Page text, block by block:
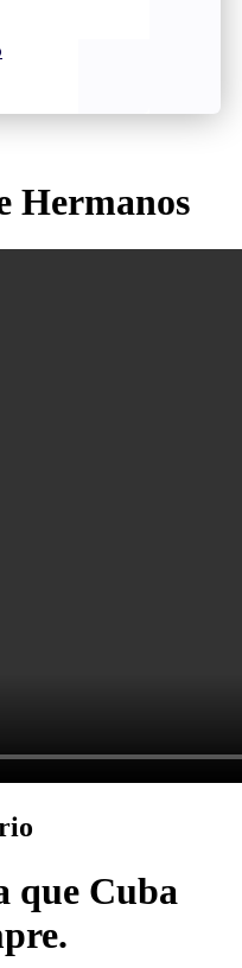
Hermanos
que Cuba